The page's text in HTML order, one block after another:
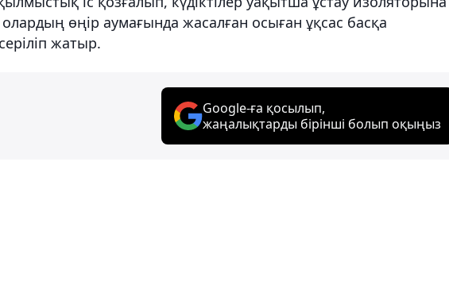
өңір аумағында жасалған осыған ұқсас басқа
жатыр.
Google-ға қосылып,
жаңалықтарды бірінші болып оқыңыз